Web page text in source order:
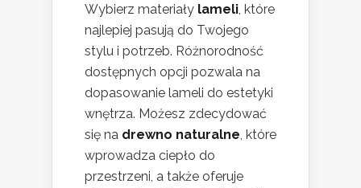
Wybierz materiały lameli, które
najlepiej pasują do Twojego
stylu i potrzeb. Różnorodność
dostępnych opcji pozwala na
dopasowanie lameli do estetyki
wnętrza. Możesz zdecydować
się na drewno naturalne, które
wprowadza ciepło do
przestrzeni, a także oferuje